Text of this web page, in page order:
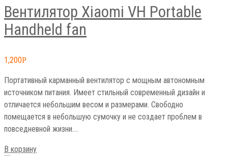
Вентилятор Xiaomi VH Portable
Handheld fan
1,200Р
Портативный карманный вентилятор с мощным автономным
источником питания. Имеет стильный современный дизайн и
отличается небольшим весом и размерами. Свободно
помещается в небольшую сумочку и не создает проблем в
повседневной жизни.…
В корзину